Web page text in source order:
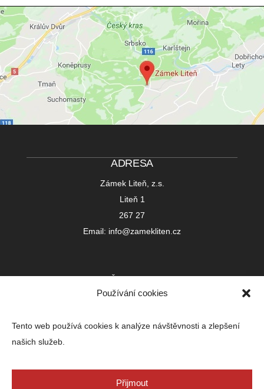
Používání cookies
Tento web používá cookies k analýze návštěvnosti a zlepšení
našich služeb.
Přijmout
ADRESA
Zámek Liteň, z.s.
Liteň 1
267 27
Email: info@zamekliten.cz
IČ 22752391
Registrováno u Městského soudu v Praze
Bankovní spojení: